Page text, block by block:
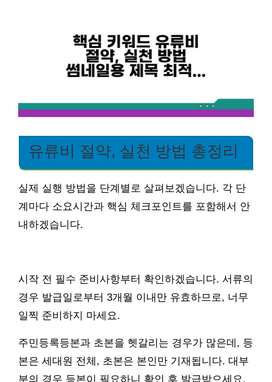
유류비 절약, 실천 방법 총정리
실제 실행 방법을 단계별로 살펴보겠습니다. 각 단
계마다 소요시간과 핵심 체크포인트를 포함해서 안
내하겠습니다.
시작 전 필수 준비사항부터 확인하겠습니다. 서류의
경우 발급일로부터 3개월 이내만 유효하므로, 너무
일찍 준비하지 마세요.
주민등록등본과 초본을 헷갈리는 경우가 많은데, 등
본은 세대원 전체, 초본은 본인만 기재됩니다. 대부
분의 경우 등본이 필요하니 확인 후 발급받으세요.